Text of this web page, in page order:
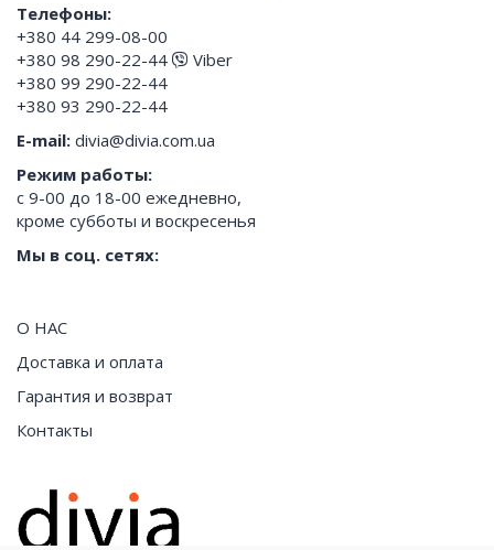
О НАС
Доставка и оплата
Гарантия и возврат
Контакты
Телефоны:
+380 44 299-08-00
+380 98 290-22-44
Viber
+380 99 290-22-44
+380 93 290-22-44
E-mail: divia@divia.com.ua
Режим работы:
с 9-00 до 18-00 ежедневно,
кроме субботы и воскресенья
Мы в соц. сетях: